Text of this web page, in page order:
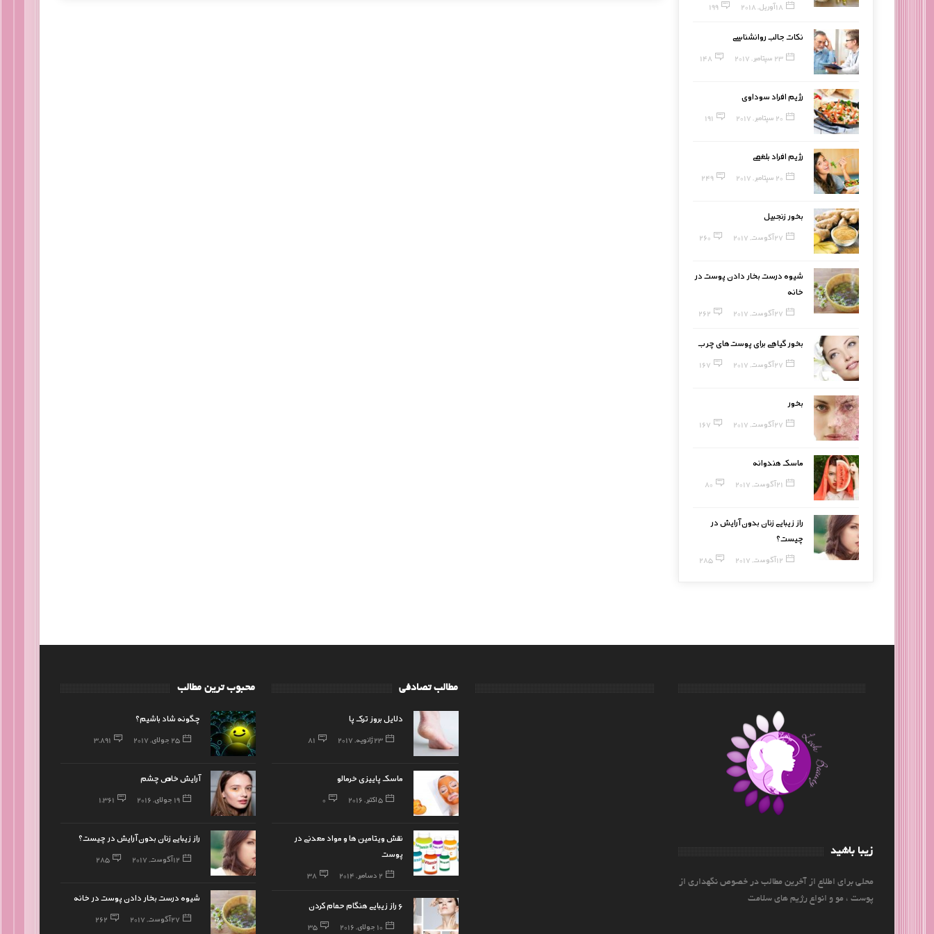
18 آوریل, 2018 199
نکات جالب روانشناسی
23 سپتامبر, 2017 148
رژیم افراد سوداوی
20 سپتامبر, 2017 191
رژیم افراد بلغمی
20 سپتامبر, 2017 249
بخور زنجبیل
27 آگوست, 2017 260
شیوه درست بخار دادن پوست در
خانه
27 آگوست, 2017 262
بخور گیاهی برای پوست‌های چرب
27 آگوست, 2017 167
بخور
27 آگوست, 2017 167
ماسک هندوانه
21 آگوست, 2017 80
راز زیبایی زنان بدون آرایش در
چیست؟
12 آگوست, 2017 285
محبوب ترین مطالب
چگونه شاد باشیم؟
25 جولای, 2017 3,891
آرایش خاص چشم
19 جولای, 2016 1,361
راز زیبایی زنان بدون آرایش در چیست؟
12 آگوست, 2017 285
شیوه درست بخار دادن پوست در خانه
27 آگوست, 2017 262
مطالب تصادفی
دلایل بروز ترک پا
23 ژانویه, 2017 81
ماسک پاییزی خرمالو
5 اکتبر, 2016 0
نقش ویتامین ها و مواد معدنی در
پوست
2 دسامبر, 2014 38
۶ راز زیبایی هنگام حمام کردن
10 جولای, 2016 35
زیبا باشید
محلی برای اطلاع از آخرین مطالب در خصوص نگهداری از
پوست ، مو و انواع رژیم های سلامت